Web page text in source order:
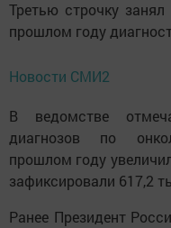
Третью строчку
прошлом году
Новости СМИ2
В ведомстве
диагнозов по
прошлом году
зафиксировали 617,2
Ранее Президент